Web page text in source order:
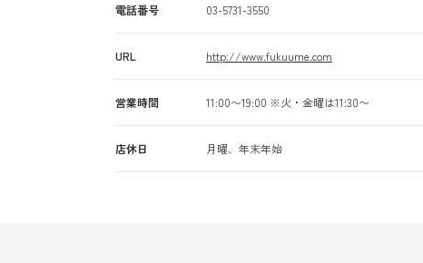
電話番号 03-5731-3550
URL http://www.fukuume.com
営業時間 11:00〜19:00 ※火・金曜は11:30〜
店休日 月曜、年末年始